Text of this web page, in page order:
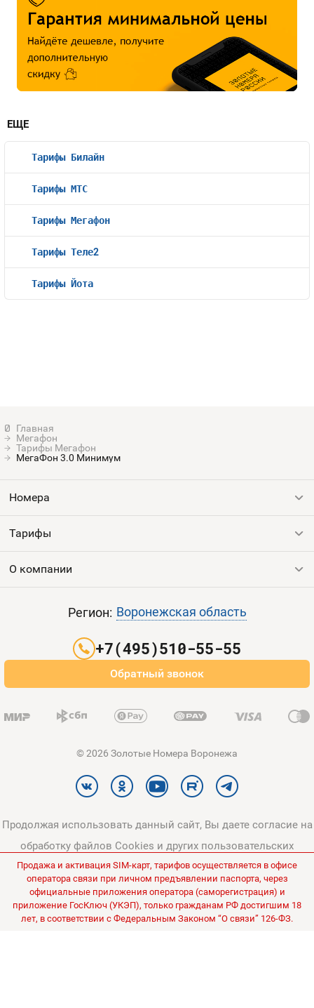
Мегафон
Тарифы Мегафон
МегаФон 3.0 Минимум
ЕЩЕ
Тарифы Билайн
Тарифы МТС
Тарифы Мегафон
Тарифы Теле2
Тарифы Йота
Номера
Все номера
Тарифы
Выгодные тарифы
О компании
Оплата и доставка
Регион: Воронежская область
+7(495)510-55-55
Обратный звонок
© 2026 Золотые Номера Воронежа
Продолжая использовать данный сайт, Вы даете согласие на
обработку файлов Cookies и других пользовательских
данных, в соответствии сПолитикой конфиденциальности
Политикой в отношении обработки персональных данных
Все цены на сайте указаны без НДС.
Продажа и активация SIM-карт, тарифов осуществляется в офисе
оператора связи при личном предъявлении паспорта, через
официальные приложения оператора (саморегистрация) и
приложение ГосКлюч (УКЭП), только гражданам РФ достигшим 18
лет, в соответствии с Федеральным Законом “О связи” 126-ФЗ.